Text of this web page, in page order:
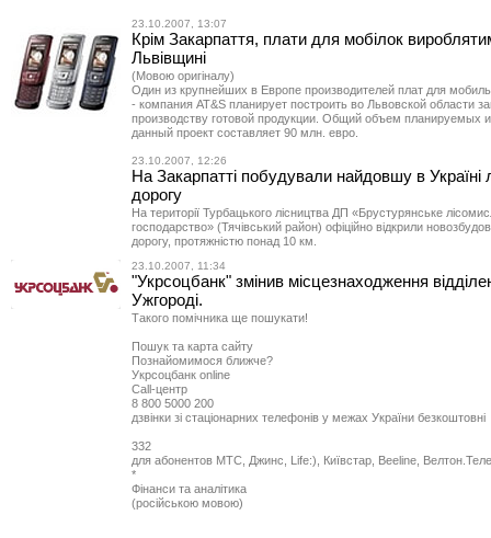
23.10.2007, 13:07
Крім Закарпаття, плати для мобілок
Львівщині
(Мовою оригіналу)
Один из крупнейших в Европе производителей плат для
- компания АТ&S планирует построить во Львовской области
производству готовой продукции. Общий объем планируемых
данный проект составляет 90 млн. евро.
23.10.2007, 12:26
На Закарпатті побудували найдовшу в Україні
дорогу
На території Турбацького лісництва ДП «Брустурянське
господарство» (Тячівський район) офіційно відкрили
дорогу, протяжністю понад 10 км.
23.10.2007, 11:34
"Укрсоцбанк" змінив місцезнаходження
Ужгороді.
Такого помічника ще пошукати!
Пошук та карта сайту
Познайомимося ближче?
Укрсоцбанк online
Call-центр
8 800 5000 200
дзвінки зі стаціонарних телефонів у межах України безкоштовні
332
для абонентов МТС, Джинс, Life:), Київстар, Beeline,
*
Фінанси та аналітика
(російською мовою)